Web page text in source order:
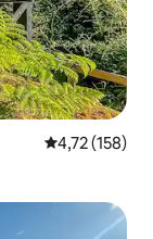
4,72 de uma
4,72 (158)